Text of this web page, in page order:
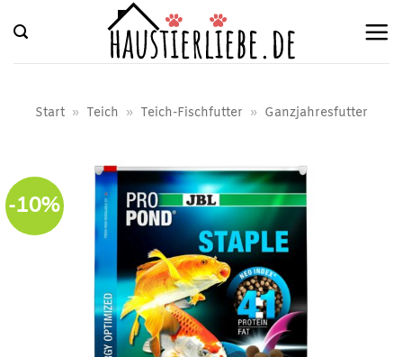
Inhalt
springen
Start » Teich » Teich-Fischfutter » Ganzjahresfutter
-10%